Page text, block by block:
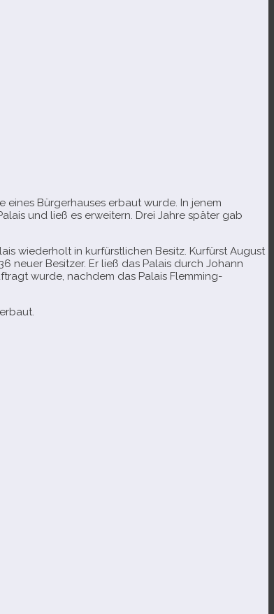
Bürgerhauses erbaut wurde. In jenem
und ließ es erwei­tern. Drei Jahre spä­ter gab
wie­der­holt in kur­fürst­li­chen Besitz. Kurfürst August
neuer Besitzer. Er ließ das Palais durch Johann
wurde, nach­dem das Palais Flemming-​